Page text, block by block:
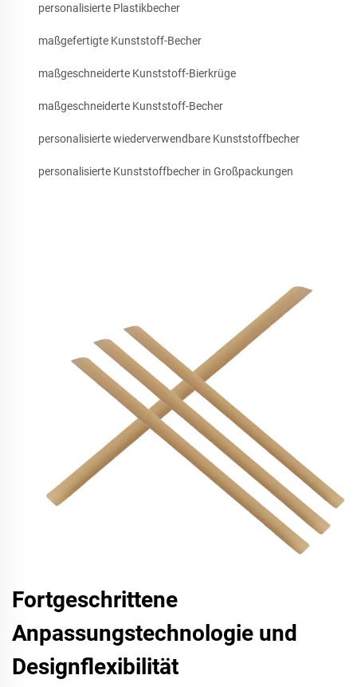
personalisierte Plastikbecher
maßgefertigte Kunststoff-Becher
maßgeschneiderte Kunststoff-Bierkrüge
maßgeschneiderte Kunststoff-Becher
personalisierte wiederverwendbare Kunststoffbecher
personalisierte Kunststoffbecher in Großpackungen
Fortgeschrittene
Anpassungstechnologie und
Designflexibilität